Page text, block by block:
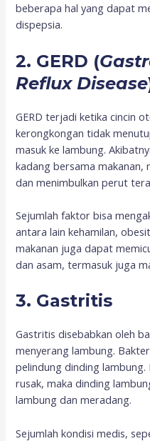
beberapa hal yang dapat
dispepsia.
2. GERD (
Reflux Disease
GERD terjadi ketika cincin
kerongkongan tidak
masuk ke lambung.
kadang bersama makanan,
dan menimbulkan perut
Sejumlah faktor bisa
antara lain kehamilan,
makanan juga dapat
dan asam, termasuk juga
3. Gastritis
Gastritis disebabkan oleh
menyerang lambung.
pelindung dinding lambung.
rusak, maka dinding
lambung dan meradang.
Sejumlah kondisi medis,